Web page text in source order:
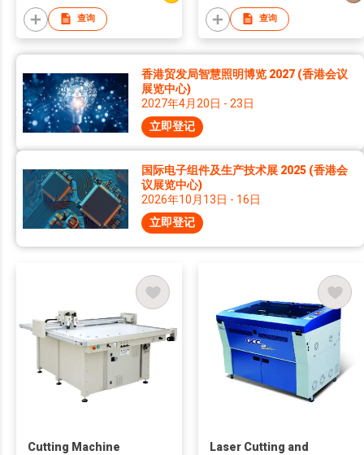
查询 查询
香港贸发局智慧照明博览 2027 (香港会议
展览中心)
2027年4月20日 - 23日
立即登记
国际电子组件及生产技术展 2025 (香港会
议展览中心)
2026年10月13日 - 16日
立即登记
Cutting Machine
Laser Cutting and